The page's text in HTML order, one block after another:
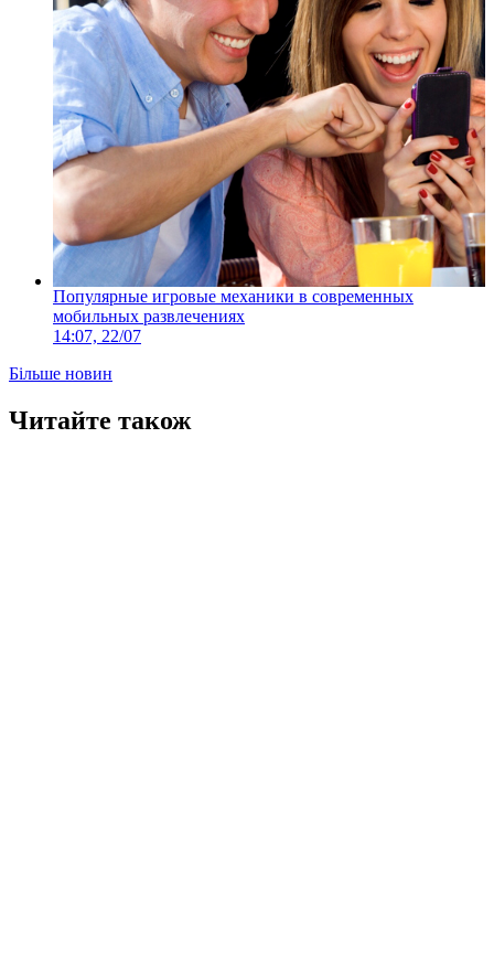
Популярные игровые механики в современных
мобильных развлечениях
14:07, 22/07
Більше новин
Читайте також